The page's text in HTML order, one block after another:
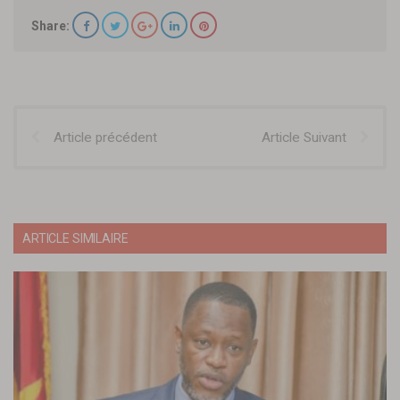
Share:
Article précédent Article Suivant
ARTICLE SIMILAIRE